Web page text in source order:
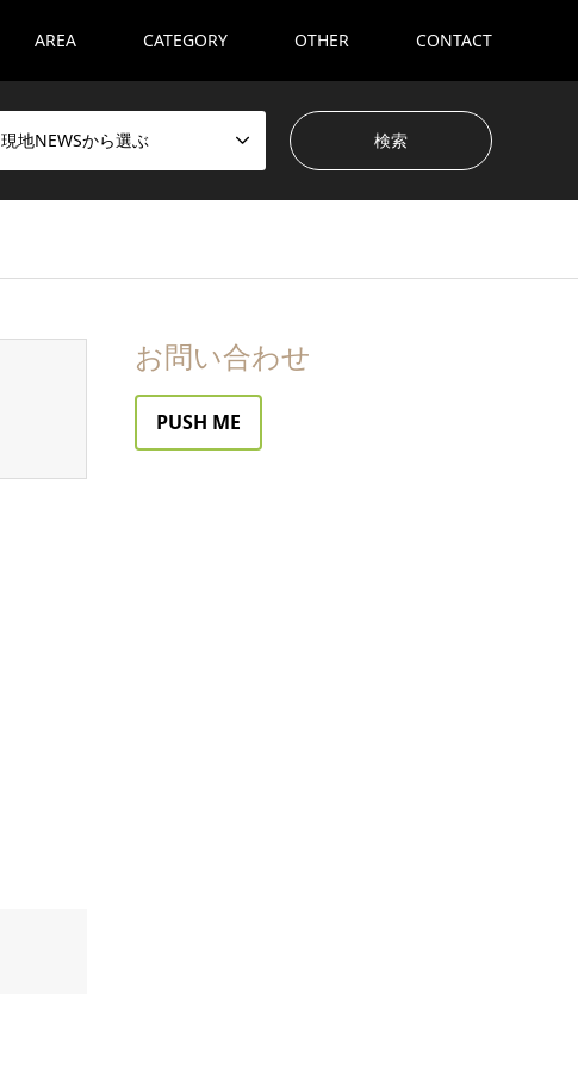
AREA CATEGORY OTHER CONTACT
現地NEWSから選ぶ
お問い合わせ
PUSH ME